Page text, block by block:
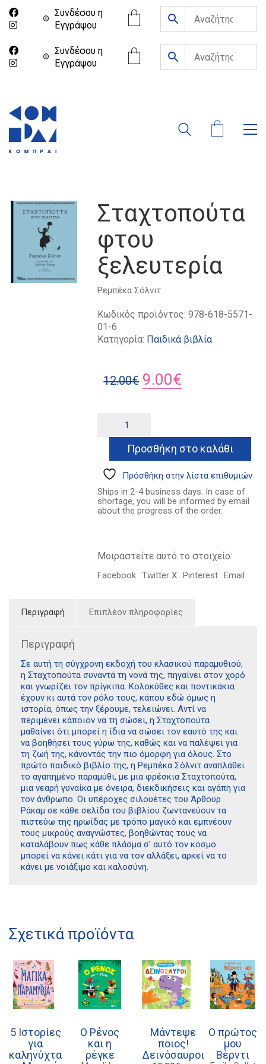
Συνδέσου η
Eγγράψου
Συνδέσου η
Eγγράψου
Σταχτοπούτα
φτου
ξελευτερία
Ρεμπέκα Σόλνιτ
Κωδικός προϊόντος:978-618-5571-
01-6
Κατηγορία: Παιδικά βιβλία
12.00€ Original
12.00€.
9.00€
είναι:
9.00€.
ξελευτερία
ποσότηταΠροσθήκη στο καλάθι
Πρόσθήκη στην λίστα επιθυμιών
Ships in 2-4 business days. In case of
shortage, you will be informed by email
about the progress of the order.
Μοιραστείτε αυτό το στοιχείο:
Facebook Twitter X Pinterest Email
Περιγραφή Επιπλέον πληροφορίες
Περιγραφή
Σε αυτή τη σύγχρονη εκδοχή του κλασικού παραμυθιού,
η Σταχτοπούτα συναντά τη νονά της, πηγαίνει στον χορό
και γνωρίζει τον πρίγκιπα. Κολοκύθες και ποντικάκια
έχουν κι αυτά τον ρόλο τους, κάπου εδώ όμως η
ιστορία, όπως την ξέρουμε, τελειώνει. Αντί να
περιμένει κάποιον να τη σώσει, η Σταχτοπούτα
μαθαίνει ότι μπορεί η ίδια να σώσει τον εαυτό της και
να βοηθήσει τους γύρω της, καθώς και να παλέψει για
τη ζωή της, κάνοντάς την πιο όμορφη για όλους. Στο
πρώτο παιδικό βιβλίο της, η Ρεμπέκα Σόλνιτ αναπλάθει
το αγαπημένο παραμύθι, με μια φρέσκια Σταχτοπούτα,
μια νεαρή γυναίκα με όνειρα, διεκδικήσεις και αγάπη για
τον άνθρωπο. Οι υπέροχες σιλουέτες του Άρθουρ
Ράκαμ σε κάθε σελίδα του βιβλίου ζωντανεύουν τα
πιστεύω της ηρωίδας με τρόπο μαγικό και εμπνέουν
τους μικρούς αναγνώστες, βοηθώντας τους να
καταλάβουν πως κάθε πλάσμα σ’ αυτό τον κόσμο
μπορεί να κάνει κάτι για να τον αλλάξει, αρκεί να το
κάνει με νοιάξιμο και καλοσύνη.
Σχετικά προϊόντα
5 Ιστορίες
για
καληνύχτα
Ο Ρένος
και η
ρέγκε
Μάντεψε
ποιος!
Δεινόσαυροι
Ο πρώτος
μου
Βέρντι
21 1750 8340
kombrai.bs@gmail.com
Πολιτική προστασίας δεδομένων
Τρόποι Πληρωμής
Όροι χρήσης